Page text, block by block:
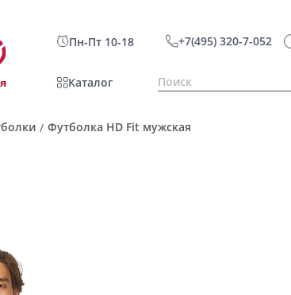
Пн-Пт 10-18 +7(495) 320-7-052
Каталог
/ Футболка HD Fit мужская